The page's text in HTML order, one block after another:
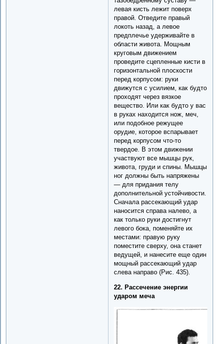
левая кисть лежит поверх
правой. Отведите правый
локоть назад, а левое
предплечье удерживайте в
области живота. Мощным
круговым движением
проведите сцепленные кисти в
горизонтальной плоскости
перед корпусом: руки
движутся с усилием, как будто
проходят через вязкое
вещество. Или как будто у вас
в руках находится нож, меч,
или подобное режущее
орудие, которое вспарывает
перед корпусом что-то
твердое. В этом движении
участвуют все мышцы рук,
живота, груди и спины. Мышцы
ног должны быть напряжены
— для придания телу
дополнительной устойчивости.
Сначала рассекающий удар
наносится справа налево, а
как только руки достигнут
левого бока, поменяйте их
местами: правую руку
поместите сверху, она станет
ведущей, и нанесите еще один
мощный рассекающий удар
слева направо (Рис. 435).
22. Рассечение энергии
ударом меча